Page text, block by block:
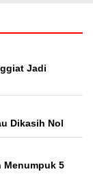
Jadi
Dikasih Nol
Menumpuk 5